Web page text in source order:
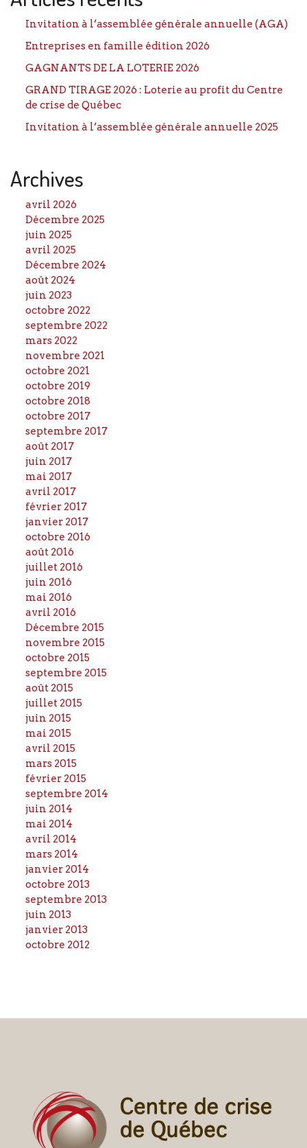
Invitation à l’assemblée générale annuelle (AGA)
Entreprises en famille édition 2026
GAGNANTS DE LA LOTERIE 2026
GRAND TIRAGE 2026 : Loterie au profit du Centre
de crise de Québec
Invitation à l’assemblée générale annuelle 2025
Archives
avril 2026
Décembre 2025
juin 2025
avril 2025
Décembre 2024
août 2024
juin 2023
octobre 2022
septembre 2022
mars 2022
novembre 2021
octobre 2021
octobre 2019
octobre 2018
octobre 2017
septembre 2017
août 2017
juin 2017
mai 2017
avril 2017
février 2017
janvier 2017
octobre 2016
août 2016
juillet 2016
juin 2016
mai 2016
avril 2016
Décembre 2015
novembre 2015
octobre 2015
septembre 2015
août 2015
juillet 2015
juin 2015
mai 2015
avril 2015
mars 2015
février 2015
septembre 2014
juin 2014
mai 2014
avril 2014
mars 2014
janvier 2014
octobre 2013
septembre 2013
juin 2013
janvier 2013
octobre 2012